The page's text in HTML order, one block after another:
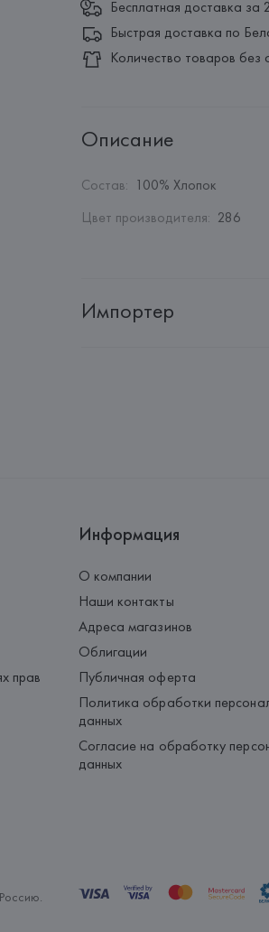
Бесплатная доставка за
Быстрая доставка по
Количество товаров без
Описание
Состав: 100% Хлопок
Цвет производителя: 286
Импортер
прав
Информация
О компании
Наши контакты
Адреса магазинов
Облигации
Публичная оферта
Политика обработки
данных
Согласие на обработку
данных